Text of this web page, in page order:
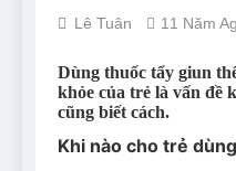
and
Can
Lê Tuân 11 Năm
Dùng thuốc tẩy giun
khỏe của trẻ là vấn đề
cũng biết cách.
Khi nào cho trẻ